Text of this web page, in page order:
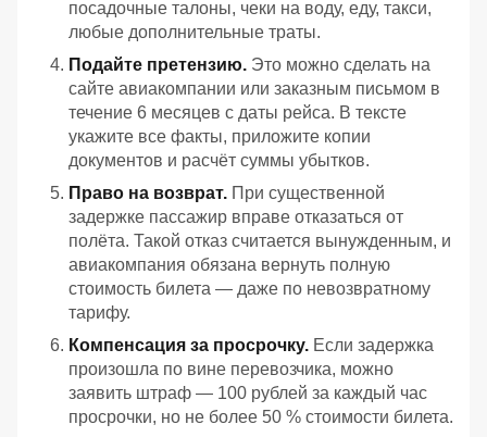
посадочные талоны, чеки на воду, еду, такси,
любые дополнительные траты.
Подайте претензию. Это можно сделать на
сайте авиакомпании или заказным письмом в
течение 6 месяцев с даты рейса. В тексте
укажите все факты, приложите копии
документов и расчёт суммы убытков.
Право на возврат. При существенной
задержке пассажир вправе отказаться от
полёта. Такой отказ считается вынужденным, и
авиакомпания обязана вернуть полную
стоимость билета — даже по невозвратному
тарифу.
Компенсация за просрочку. Если задержка
произошла по вине перевозчика, можно
заявить штраф — 100 рублей за каждый час
просрочки, но не более 50 % стоимости билета.